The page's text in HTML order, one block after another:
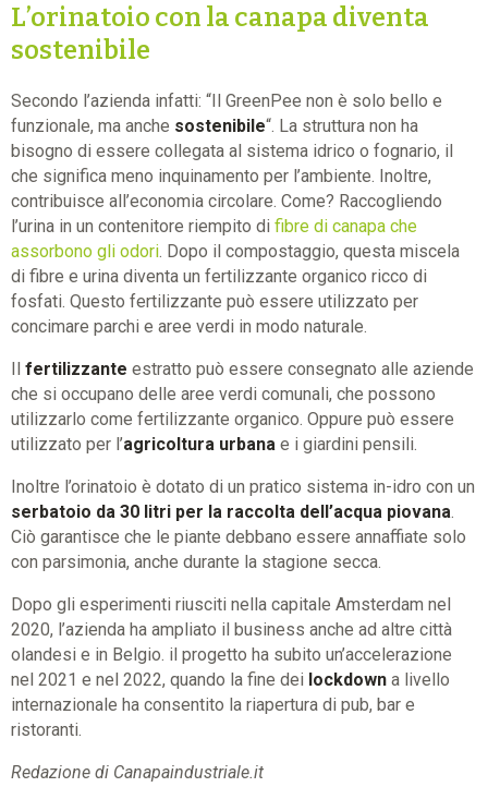
L’orinatoio con la canapa diventa
sostenibile
Secondo l’azienda infatti: “Il GreenPee non è solo bello e
funzionale, ma anche sostenibile“. La struttura non ha
bisogno di essere collegata al sistema idrico o fognario, il
che significa meno inquinamento per l’ambiente. Inoltre,
contribuisce all’economia circolare. Come? Raccogliendo
l’urina in un contenitore riempito di fibre di canapa che
assorbono gli odori. Dopo il compostaggio, questa miscela
di fibre e urina diventa un fertilizzante organico ricco di
fosfati. Questo fertilizzante può essere utilizzato per
concimare parchi e aree verdi in modo naturale.
Il fertilizzante estratto può essere consegnato alle aziende
che si occupano delle aree verdi comunali, che possono
utilizzarlo come fertilizzante organico. Oppure può essere
utilizzato per l’agricoltura urbana e i giardini pensili.
Inoltre l’orinatoio è dotato di un pratico sistema in-idro con un
serbatoio da 30 litri per la raccolta dell’acqua piovana.
Ciò garantisce che le piante debbano essere annaffiate solo
con parsimonia, anche durante la stagione secca.
Dopo gli esperimenti riusciti nella capitale Amsterdam nel
2020, l’azienda ha ampliato il business anche ad altre città
olandesi e in Belgio. il progetto ha subito un’accelerazione
nel 2021 e nel 2022, quando la fine dei lockdown a livello
internazionale ha consentito la riapertura di pub, bar e
ristoranti.
Redazione di Canapaindustriale.it